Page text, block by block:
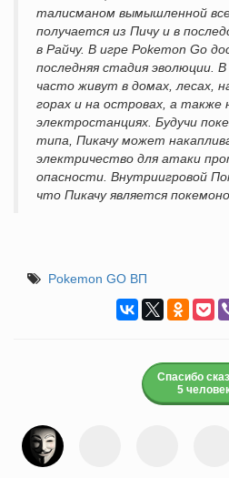
талисманом вымышленной
получается из Пичу и в
в Райчу. В игре Pokemon Go
последняя стадия эволюции.
часто живут в домах, лесах,
горах и на островах, а также
электростанциях. Будучи
типа, Пикачу может
электричество для атаки
опасности. Внутриигровой
что Пикачу является
Pokemon GO ВП
Спасибо
5